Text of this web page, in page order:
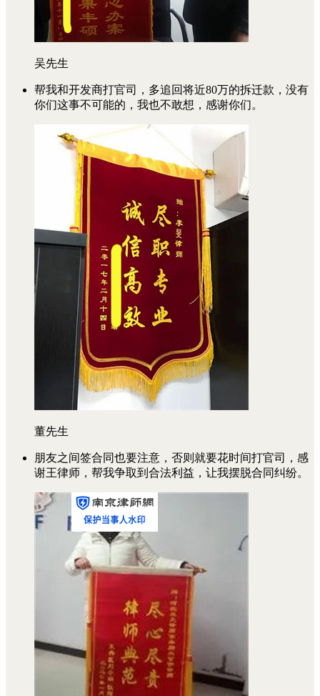
吴先生
帮我和开发商打官司，多追回将近80万的拆迁款，没有
你们这事不可能的，我也不敢想，感谢你们。
董先生
朋友之间签合同也要注意，否则就要花时间打官司，感
谢王律师，帮我争取到合法利益，让我摆脱合同纠纷。